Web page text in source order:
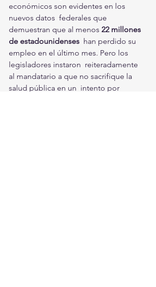
económicos son evidentes en los
nuevos datos  federales que
demuestran que al menos 22 millones
de estadounidenses
  han perdido su
empleo en el último mes. Pero los
legisladores instaron  reiteradamente
al mandatario a que no sacrifique la
salud pública en un  intento por